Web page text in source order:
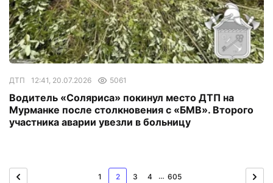
ДТП 12:41, 20.07.2026 5061
Водитель «Соляриса» покинул место ДТП на
Мурманке после столкновения с «БМВ». Второго
участника аварии увезли в больницу
1 2 3 4 … 605